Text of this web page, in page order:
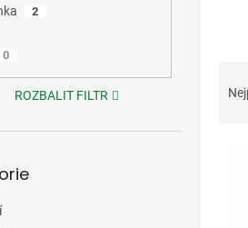
2
0
ROZBALIT FILTR a